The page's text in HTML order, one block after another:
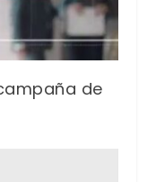
de